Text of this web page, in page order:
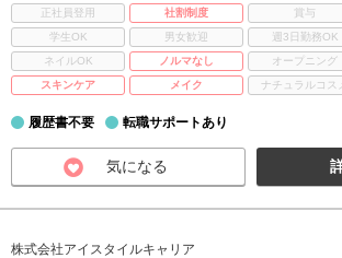
正社員登用 社割制度 賞与
学生OK
男女歓迎 週3日勤務OK
ネイルOK
ノルマなし オープニング
スキンケア
メイク ナチュラルコス
履歴書不要 転職サポートあり
気になる
株式会社アイスタイルキャリア